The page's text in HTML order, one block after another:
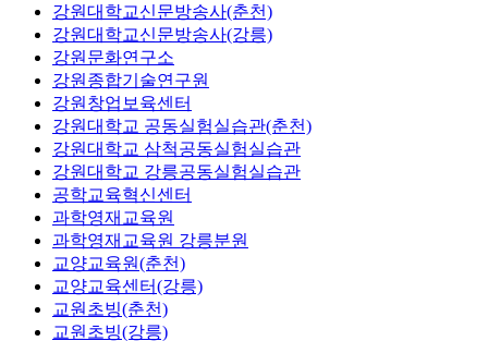
강원대학교신문방송사(춘천)
강원대학교신문방송사(강릉)
강원문화연구소
강원종합기술연구원
강원창업보육센터
강원대학교 공동실험실습관(춘천)
강원대학교 삼척공동실험실습관
강원대학교 강릉공동실험실습관
공학교육혁신센터
과학영재교육원
과학영재교육원 강릉분원
교양교육원(춘천)
교양교육센터(강릉)
교원초빙(춘천)
교원초빙(강릉)